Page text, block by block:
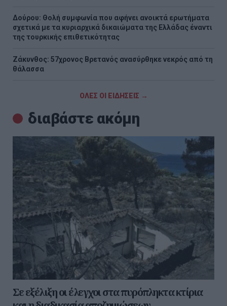
Δούρου: Θολή συμφωνία που αφήνει ανοικτά ερωτήματα
σχετικά με τα κυριαρχικά δικαιώματα της Ελλάδας έναντι
της τουρκικής επιθετικότητας
Ζάκυνθος: 57χρονος Βρετανός ανασύρθηκε νεκρός από τη
θάλασσα
ΟΛΕΣ ΟΙ ΕΙΔΗΣΕΙΣ →
διαβάστε ακόμη
Σε εξέλιξη οι έλεγχοι στα πυρόπληκτα κτίρια